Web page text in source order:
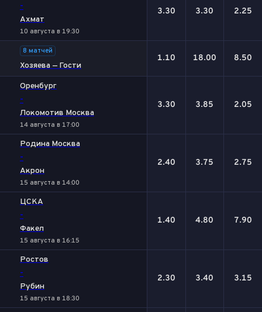
-
Ахмат
10 августа в 19:30
3.30 3.30 2.25
8 матчей
Хозяева — Гости
1.10 18.00 8.50
Оренбург
-
Локомотив Москва
14 августа в 17:00
3.30 3.85 2.05
Родина Москва
-
Акрон
15 августа в 14:00
2.40 3.75 2.75
ЦСКА
-
Факел
15 августа в 16:15
1.40 4.80 7.90
Ростов
-
Рубин
15 августа в 18:30
2.30 3.40 3.15